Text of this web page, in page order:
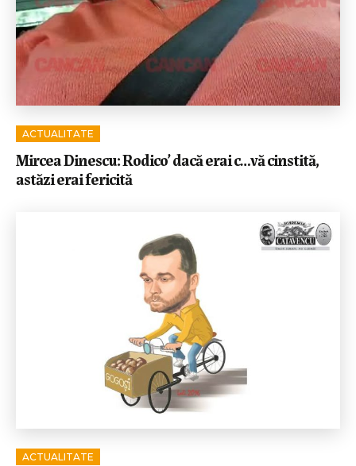
ACTUALITATE
Mircea Dinescu: Rodico’ dacă erai c…vă cinstită,
astăzi erai fericită
ACTUALITATE